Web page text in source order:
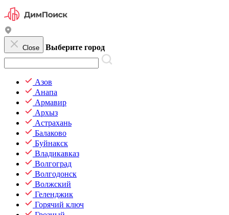
Close Выберите город
Азов
Анапа
Армавир
Архыз
Астрахань
Балаково
Буйнакск
Владикавказ
Волгоград
Волгодонск
Волжский
Геленджик
Горячий ключ